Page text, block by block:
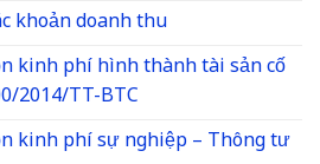
khoản doanh thu
kinh phí hình thành tài sản cố
2014/TT-BTC
kinh phí sự nghiệp – Thông tư